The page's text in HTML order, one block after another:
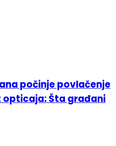
počinje povlačenje
opticaja: Šta građani